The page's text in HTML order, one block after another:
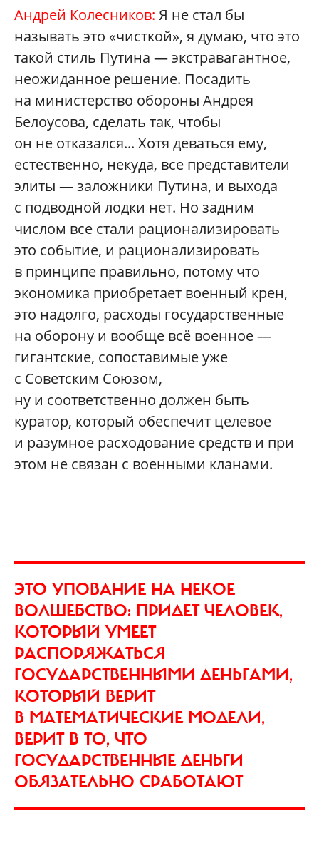
Андрей Колесников: Я не стал бы
называть это «чисткой», я думаю, что это
такой стиль Путина — экстравагантное,
неожиданное решение. Посадить
на министерство обороны Андрея
Белоусова, сделать так, чтобы
он не отказался... Хотя деваться ему,
естественно, некуда, все представители
элиты — заложники Путина, и выхода
с подводной лодки нет. Но задним
числом все стали рационализировать
это событие, и рационализировать
в принципе правильно, потому что
экономика приобретает военный крен,
это надолго, расходы государственные
на оборону и вообще всё военное —
гигантские, сопоставимые уже
с Советским Союзом,
ну и соответственно должен быть
куратор, который обеспечит целевое
и разумное расходование средств и при
этом не связан с военными кланами.
ЭТО УПОВАНИЕ НА НЕКОЕ
ВОЛШЕБСТВО: ПРИДЕТ ЧЕЛОВЕК,
КОТОРЫЙ УМЕЕТ
РАСПОРЯЖАТЬСЯ
ГОСУДАРСТВЕННЫМИ ДЕНЬГАМИ,
КОТОРЫЙ ВЕРИТ
В МАТЕМАТИЧЕСКИЕ МОДЕЛИ,
ВЕРИТ В ТО, ЧТО
ГОСУДАРСТВЕННЫЕ ДЕНЬГИ
ОБЯЗАТЕЛЬНО СРАБОТАЮТ